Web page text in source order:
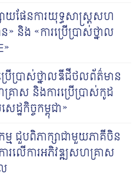
ាយផែនការយុទ្ធសាស្រ្តសហ
និង «ការប្រើប្រាស់ថ្នាល
រើប្រាស់ថ្នាលឌីជីថលព័ត៌មាន
រាស និងការប្រើប្រាស់កូដ
ឋកិច្ចកម្ពុជា»
ជួបពិភាក្សាជាមួយភាគីចិន
រលើការអភិវឌ្ឍសហគ្រាស